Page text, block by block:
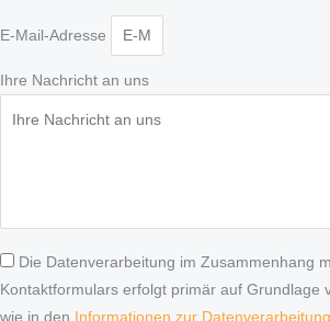
E-Mail-Adresse
Ihre Nachricht an uns
Die Datenverarbeitung im Zusammenhang
Kontaktformulars erfolgt primär auf Grundlage
wie in den Informationen zur Datenverarbeitung